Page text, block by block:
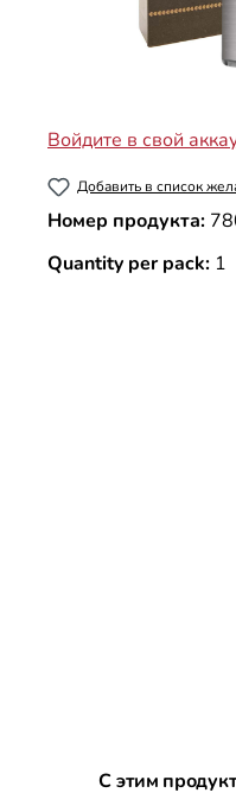
Войдите в свой
Добавить в список
Номер продукта:
Quantity per pack: 1
Пропустить
С этим